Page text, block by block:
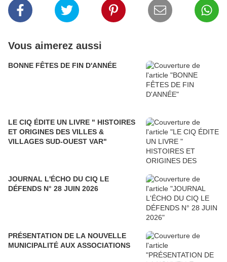
Vous aimerez aussi
BONNE FÊTES DE FIN D'ANNÉE
LE CIQ ÉDITE UN LIVRE " HISTOIRES
ET ORIGINES DES VILLES &
VILLAGES SUD-OUEST VAR"
JOURNAL L'ÉCHO DU CIQ LE
DÉFENDS N° 28 JUIN 2026
PRÉSENTATION DE LA NOUVELLE
MUNICIPALITÉ AUX ASSOCIATIONS